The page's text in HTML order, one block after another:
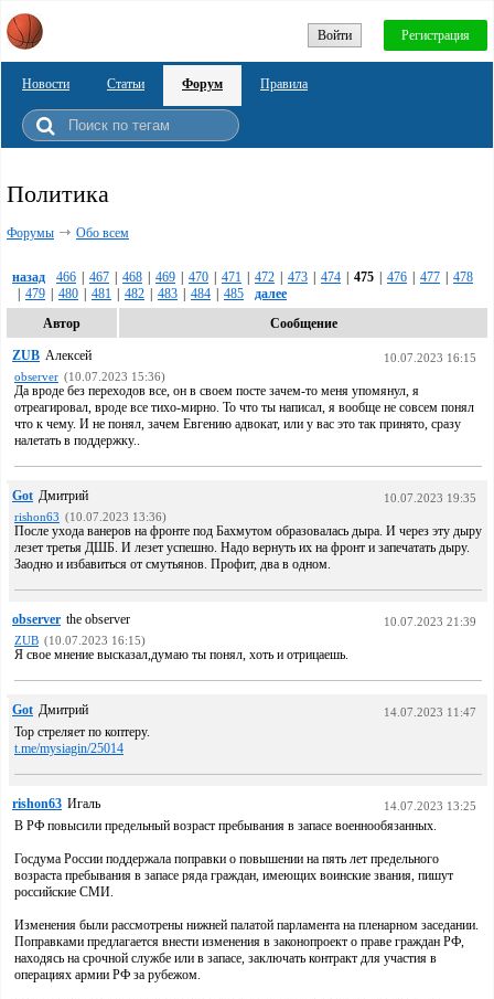
Войти Регистрация
Новости Статьи Форум Правила
Политика
Форумы Обо всем
назад 466 467 468 469 470 471 472 473 474 475 476 477
478
479 480 481 482 483 484 485
далее
Автор
Сообщение
ZUB Алексей
10.07.2023 16:15
observer (10.07.2023 15:36)
Да вроде без переходов все, он в своем посте зачем-то меня упомянул, я
отреагировал, вроде все тихо-мирно. То что ты написал, я вообще не совсем понял
что к чему. И не понял, зачем Евгению адвокат, или у вас это так принято, сразу
налетать в поддержку..
Got Дмитрий
10.07.2023 19:35
rishon63 (10.07.2023 13:36)
После ухода ванеров на фронте под Бахмутом образовалась дыра. И через эту дыру
лезет третья ДШБ. И лезет успешно. Надо вернуть их на фронт и запечатать дыру.
Заодно и избавиться от смутьянов. Профит, два в одном.
observer the observer
10.07.2023 21:39
ZUB (10.07.2023 16:15)
Я свое мнение высказал,думаю ты понял, хоть и отрицаешь.
Got Дмитрий 14.07.2023 11:47
Тор стреляет по коптеру.
t.me/mysiagin/25014
rishon63 Игаль 14.07.2023 13:25
В РФ повысили предельный возраст пребывания в запасе военнообязанных.
Госдума России поддержала поправки о повышении на пять лет предельного
возраста пребывания в запасе ряда граждан, имеющих воинские звания, пишут
российские СМИ.
Изменения были рассмотрены нижней палатой парламента на пленарном заседании.
Поправками предлагается внести изменения в законопроект о праве граждан РФ,
находясь на срочной службе или в запасе, заключать контракт для участия в
операциях армии РФ за рубежом.